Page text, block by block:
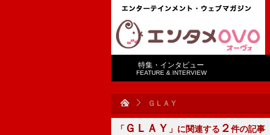
特集・インタビュー
FEATURE & INTERVIEW
ＧＬＡＹ
「 ＧＬＡＹ 」に関連する ２件の記事